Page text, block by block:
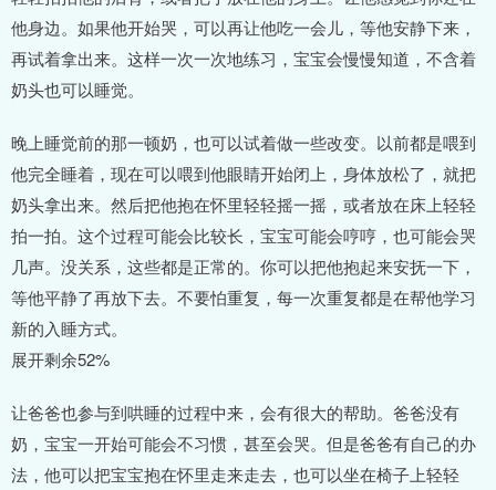
他身边。如果他开始哭，可以再让他吃一会儿，等他安静下来，
再试着拿出来。这样一次一次地练习，宝宝会慢慢知道，不含着
奶头也可以睡觉。
晚上睡觉前的那一顿奶，也可以试着做一些改变。以前都是喂到
他完全睡着，现在可以喂到他眼睛开始闭上，身体放松了，就把
奶头拿出来。然后把他抱在怀里轻轻摇一摇，或者放在床上轻轻
拍一拍。这个过程可能会比较长，宝宝可能会哼哼，也可能会哭
几声。没关系，这些都是正常的。你可以把他抱起来安抚一下，
等他平静了再放下去。不要怕重复，每一次重复都是在帮他学习
新的入睡方式。
展开剩余52%
让爸爸也参与到哄睡的过程中来，会有很大的帮助。爸爸没有
奶，宝宝一开始可能会不习惯，甚至会哭。但是爸爸有自己的办
法，他可以把宝宝抱在怀里走来走去，也可以坐在椅子上轻轻